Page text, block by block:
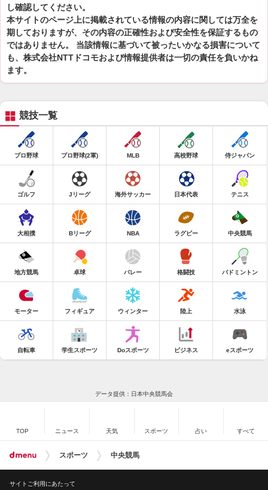
し確認してください。
本サイトのページ上に掲載されている情報の内容に関しては万全を
期しておりますが、その内容の正確性および安全性を保証するもの
ではありません。 当該情報に基づいて被ったいかなる損害について
も、株式会社NTTドコモおよび情報提供者は一切の責任を負いかね
ます。
競技一覧
プロ野球 プロ野球(2軍) MLB 高校野球 侍ジャパン
ゴルフ Jリーグ 海外サッカー 日本代表 テニス
大相撲 Bリーグ NBA ラグビー 中央競馬
地方競馬 卓球 バレー 格闘技 バドミントン
モーター フィギュア ウィンター 陸上 水泳
自転車 学生スポーツ Doスポーツ ビジネス eスポーツ
データ提供：日本中央競馬会
TOP ニュース 天気 スポーツ 占い すべて
スポーツ 中央競馬
サイトご利用にあたって